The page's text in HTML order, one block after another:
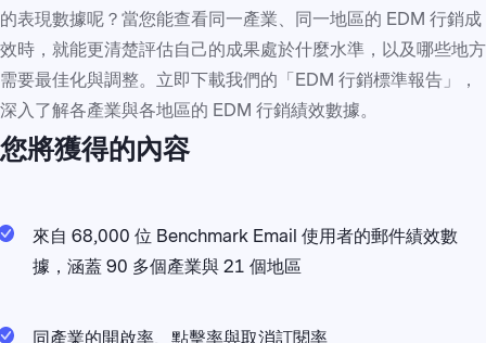
的表現數據呢？當您能查看同一產業、同一地區的 EDM 行銷成
效時，就能更清楚評估自己的成果處於什麼水準，以及哪些地方
需要最佳化與調整。立即下載我們的「EDM 行銷標準報告」，
深入了解各產業與各地區的 EDM 行銷績效數據。
您將獲得的內容
來自 68,000 位 Benchmark Email 使用者的郵件績效數
據，涵蓋 90 多個產業與 21 個地區
同產業的開啟率、點擊率與取消訂閱率